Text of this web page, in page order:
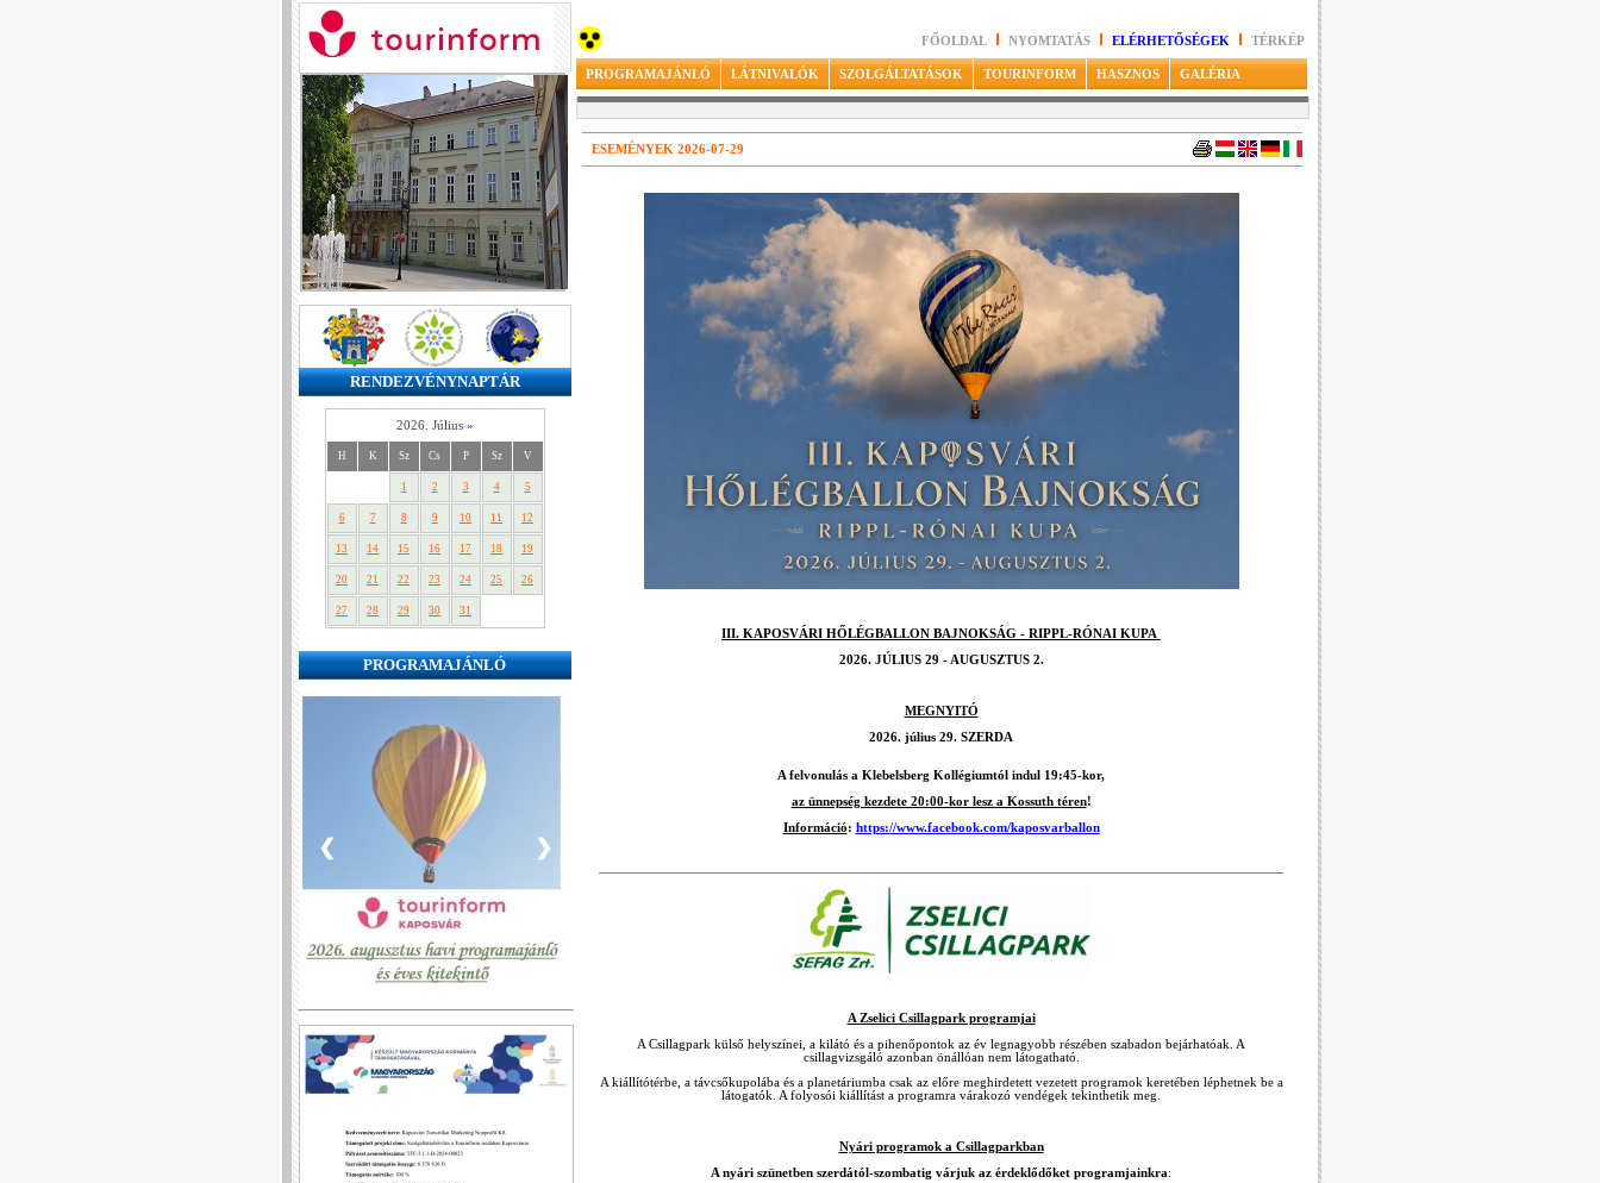
RENDEZVÉNYNAPTÁR
2026. Július »
H K Sz Cs P Sz V
1 2 3 4 5
6 7 8 9 10 11 12
13 14 15 16 17 18 19
20 21 22 23 24 25 26
27 28 29 30 31
PROGRAMAJÁNLÓ
❮ ❯
FŐOLDAL NYOMTATÁS ELÉRHETŐSÉGEK TÉRKÉP
PROGRAMAJÁNLÓ LÁTNIVALÓK SZOLGÁLTATÁSOK TOURINFORM HASZNOS GALÉRIA
ESEMÉNYEK 2026-07-29
III. KAPOSVÁRI HŐLÉGBALLON BAJNOKSÁG - RIPPL-RÓNAI KUPA
2026. JÚLIUS 29 - AUGUSZTUS 2.
MEGNYITÓ
2026. július 29. SZERDA
A felvonulás a Klebelsberg Kollégiumtól indul 19:45-kor,
az ünnepség kezdete 20:00-kor lesz a Kossuth téren!
Információ: https://www.facebook.com/kaposvarballon
A Zselici Csillagpark programjai
A Csillagpark külső helyszínei, a kilátó és a pihenőpontok az év legnagyobb részében szabadon bejárhatóak. A
csillagvizsgáló azonban önállóan nem látogatható.
A kiállítótérbe, a távcsőkupolába és a planetáriumba csak az előre meghirdetett vezetett programok keretében léphetnek be a
látogatók. A folyosói kiállítást a programra várakozó vendégek tekinthetik meg.
Nyári programok a Csillagparkban
A nyári szünetben szerdától-szombatig várjuk az érdeklődőket programjainkra: